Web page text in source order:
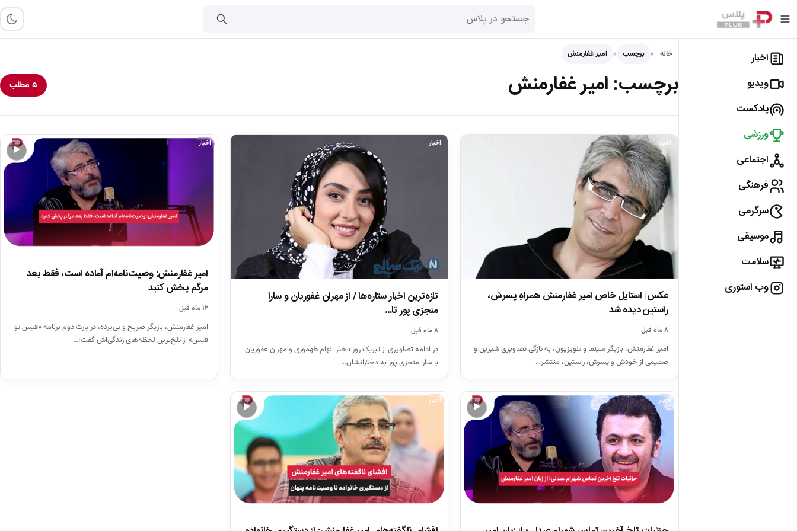
اخبار
ویدیو
پادکست
ورزشی
اجتماعی
فرهنگی
سرگرمی
موسیقی
سلامت
وب استوری
خانه برچسب امیر غفارمنش
برچسب:امیر غفارمنش ۵ مطلب
اخبار
عکس| استایل خاص امیر غفارمنش همراهِ پسرش،
راستین دیده شد
۸ ماه قبل
امیر غفارمنش، بازیگر سینما و تلویزیون، به تازگی تصاویری شیرین و
صمیمی از خودش و پسرش، راستین، منتشر…
اخبار
تازه‌ترین اخبار ستاره‌ها / از مهران غفوریان و سارا
منجزی پور تا…
۸ ماه قبل
در ادامه تصاویری از تبریک روز دختر الهام طهموری و مهران غفوریان
با سارا منجزی پور به دخترانشان…
▶
اخبار
امیر غفارمنش: وصیت‌نامه‌ام آماده است، فقط بعد
مرگم پخش کنید
۱۲ ماه قبل
امیر غفارمنش، بازیگر صریح و بی‌پرده، در پارت دوم برنامه «فیس تو
فیس» از تلخ‌ترین لحظه‌های زندگی‌اش گفت:…
▶
اخبار
▶
اخبار